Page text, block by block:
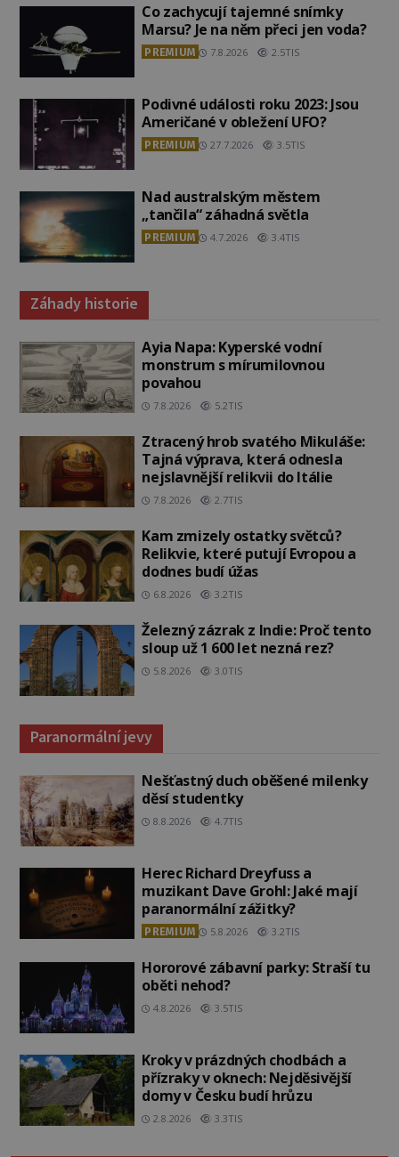
Co zachycují tajemné snímky
Marsu? Je na něm přeci jen voda?
PREMIUM 7.8.2026 2.5TIS
Podivné události roku 2023: Jsou
Američané v obležení UFO?
PREMIUM 27.7.2026 3.5TIS
Nad australským městem
„tančila“ záhadná světla
PREMIUM 4.7.2026 3.4TIS
Záhady historie
Ayia Napa: Kyperské vodní
monstrum s mírumilovnou
povahou
7.8.2026 5.2TIS
Ztracený hrob svatého Mikuláše:
Tajná výprava, která odnesla
nejslavnější relikvii do Itálie
7.8.2026 2.7TIS
Kam zmizely ostatky světců?
Relikvie, které putují Evropou a
dodnes budí úžas
6.8.2026 3.2TIS
Železný zázrak z Indie: Proč tento
sloup už 1 600 let nezná rez?
5.8.2026 3.0TIS
Paranormální jevy
Nešťastný duch oběšené milenky
děsí studentky
8.8.2026 4.7TIS
Herec Richard Dreyfuss a
muzikant Dave Grohl: Jaké mají
paranormální zážitky?
PREMIUM 5.8.2026 3.2TIS
Hororové zábavní parky: Straší tu
oběti nehod?
4.8.2026 3.5TIS
Kroky v prázdných chodbách a
přízraky v oknech: Nejděsivější
domy v Česku budí hrůzu
2.8.2026 3.3TIS